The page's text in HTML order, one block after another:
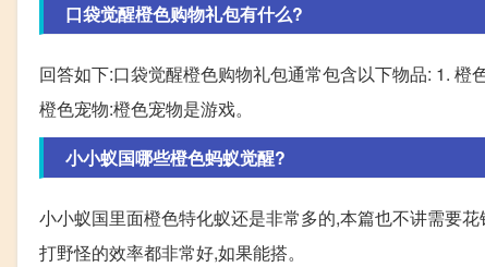
口袋觉醒橙色购物礼包有什么?
回答如下:口袋觉醒橙色购物礼包通常包含以下物品: 1.
橙色宠物:橙色宠物是游戏。
小小蚁国哪些橙色蚂蚁觉醒?
小小蚁国里面橙色特化蚁还是非常多的,本篇也不讲需要
打野怪的效率都非常好,如果能搭。